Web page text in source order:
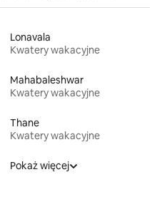
Lonavala
Kwatery wakacyjne
Mahabaleshwar
Kwatery wakacyjne
Thane
Kwatery wakacyjne
Pokaż więcej